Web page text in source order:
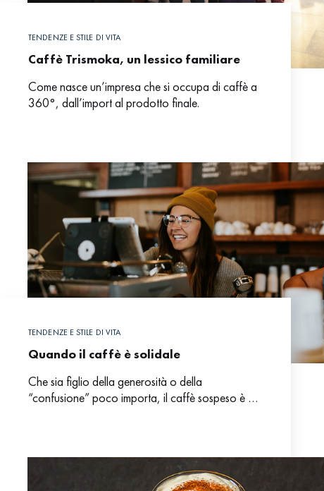
TENDENZE E STILE DI VITA
Caffè Trismoka, un lessico familiare
Come nasce un’impresa che si occupa di caffè a
360°, dall’import al prodotto finale.
TENDENZE E STILE DI VITA
Quando il caffè è solidale
Che sia figlio della generosità o della
“confusione” poco importa, il caffè sospeso è un